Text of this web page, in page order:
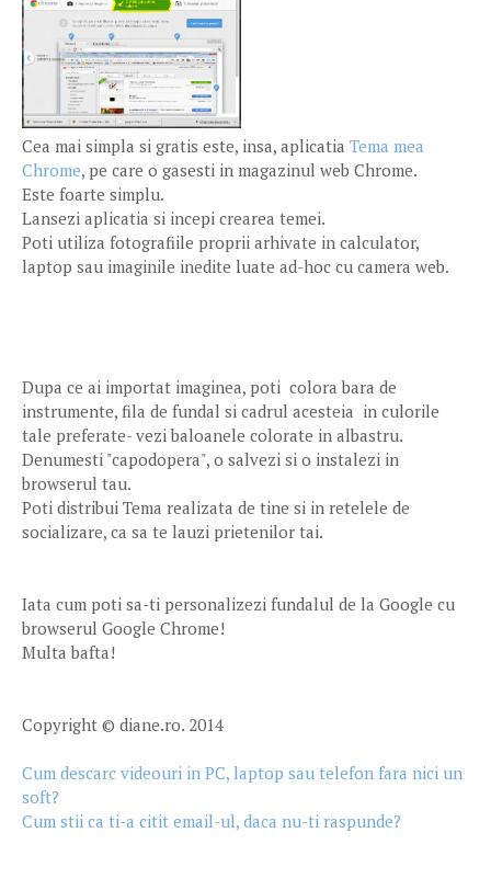
Cea mai simpla si gratis este, insa, aplicatia Tema mea
Chrome, pe care o gasesti in magazinul web Chrome.
Este foarte simplu.
Lansezi aplicatia si incepi crearea temei.
Poti utiliza fotografiile proprii arhivate in calculator,
laptop sau imaginile inedite luate ad-hoc cu camera web.
Dupa ce ai importat imaginea, poti colora bara de
instrumente, fila de fundal si cadrul acesteia in culorile
tale preferate- vezi baloanele colorate in albastru.
Denumesti "capodopera", o salvezi si o instalezi in
browserul tau.
Poti distribui Tema realizata de tine si in retelele de
socializare, ca sa te lauzi prietenilor tai.
Iata cum poti sa-ti personalizezi fundalul de la Google cu
browserul Google Chrome!
Multa bafta!
Copyright © diane.ro. 2014
Cum descarc videouri in PC, laptop sau telefon fara nici un
soft?
Cum stii ca ti-a citit email-ul, daca nu-ti raspunde?